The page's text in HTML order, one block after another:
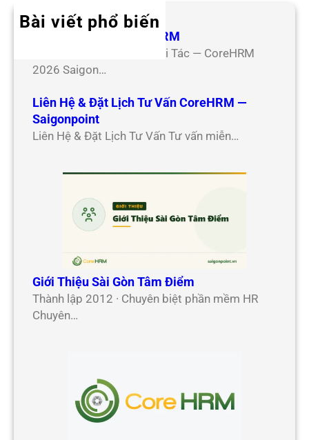
Bài viết phổ biến
Hợp Tác Đối Tác CoreHRM
Chương Trình Hợp Tác Đối Tác — CoreHRM
2026 Saigon…
Liên Hệ & Đặt Lịch Tư Vấn CoreHRM —
Saigonpoint
Liên Hệ & Đặt Lịch Tư Vấn Tư vấn miễn…
Giới Thiệu Sài Gòn Tâm Điểm
Thành lập 2012 · Chuyên biệt phần mềm HR
Chuyên…